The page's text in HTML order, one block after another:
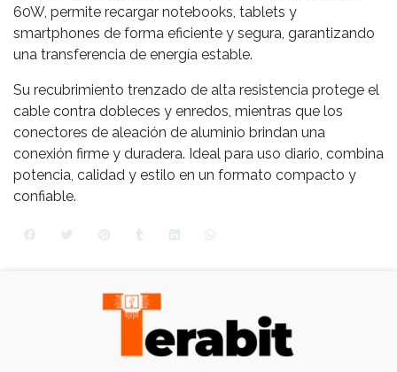
60W, permite recargar notebooks, tablets y
smartphones de forma eficiente y segura, garantizando
una transferencia de energía estable.
Su recubrimiento trenzado de alta resistencia protege el
cable contra dobleces y enredos, mientras que los
conectores de aleación de aluminio brindan una
conexión firme y duradera. Ideal para uso diario, combina
potencia, calidad y estilo en un formato compacto y
confiable.